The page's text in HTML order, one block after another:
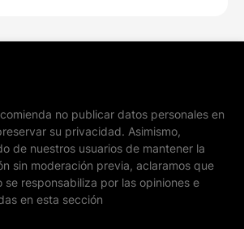
no publicar datos personales en
su privacidad. Asimismo,
de nuestros usuarios de mantener la
sin moderación previa, aclaramos que
se responsabiliza por las opiniones e
en esta sección